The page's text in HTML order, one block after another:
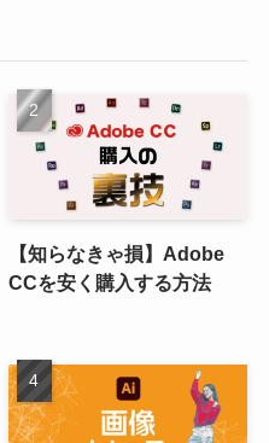
【知らなきゃ損】Adobe
CCを安く購入する方法